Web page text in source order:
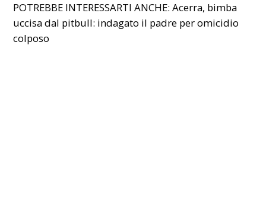
POTREBBE INTERESSARTI ANCHE:Acerra, bimba
uccisa dal pitbull: indagato il padre per omicidio
colposo